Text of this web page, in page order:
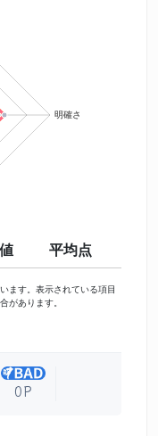
平均点
ます。表示されている項目
があります。
0P